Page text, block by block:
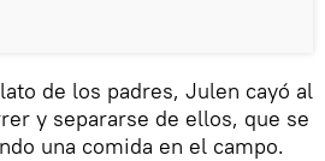
de los padres, Julen cayó al
y separarse de ellos, que se
una comida en el campo.